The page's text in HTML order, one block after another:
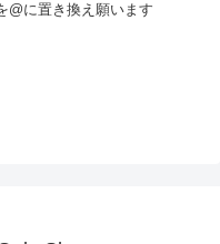
に置き換え願います